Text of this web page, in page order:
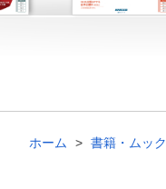
ホーム 書籍・ムック